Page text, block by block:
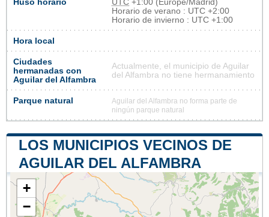
Huso horario UTC +1:00 (Europe/Madrid)
Horario de verano : UTC +2:00
Horario de invierno : UTC +1:00
Hora local
Ciudades
hermanadas con
Aguilar del Alfambra
Actualmente, el municipio de Aguilar
del Alfambra no tiene hermanamiento
Parque natural
Aguilar del Alfambra no forma parte de
ningún parque natural
LOS MUNICIPIOS VECINOS DE
AGUILAR DEL ALFAMBRA
+
−